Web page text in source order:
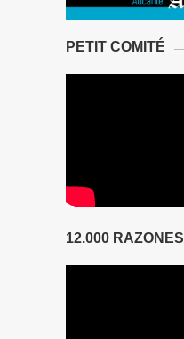
PETIT COMITÉ
12.000 RAZONES